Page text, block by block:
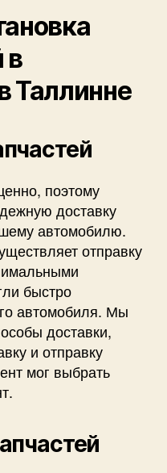
в
Таллинне
поэтому
доставку
автомобилю.
отправку
быстро
автомобиля. Мы
доставки,
и отправку
мог выбрать